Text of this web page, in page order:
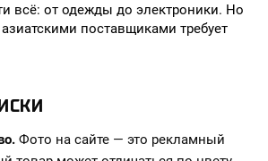
всё: от одежды до электроники. Но
поставщиками требует
Фото на сайте — это рекламный